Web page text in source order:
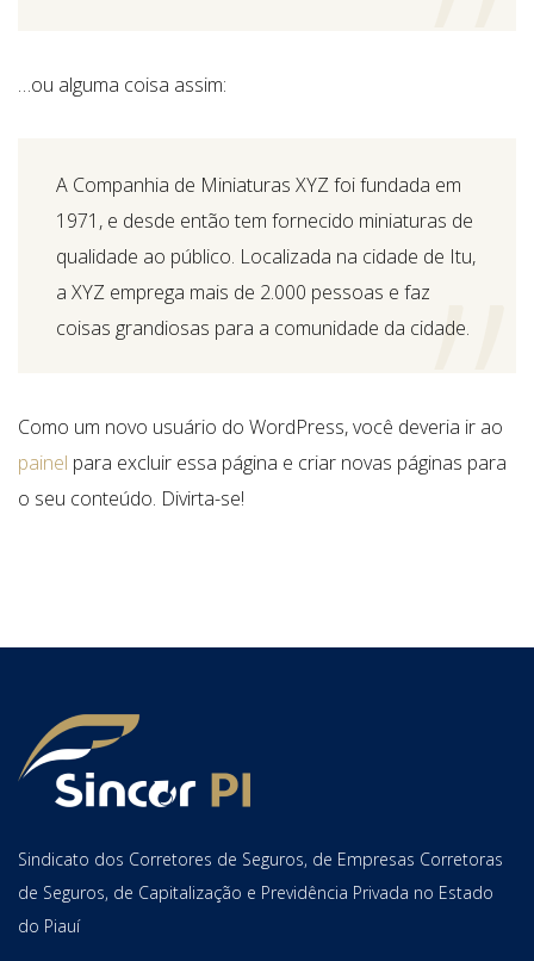
…ou alguma coisa assim:
A Companhia de Miniaturas XYZ foi fundada em
1971, e desde então tem fornecido miniaturas de
qualidade ao público. Localizada na cidade de Itu,
a XYZ emprega mais de 2.000 pessoas e faz
coisas grandiosas para a comunidade da cidade.
Como um novo usuário do WordPress, você deveria ir ao
painel para excluir essa página e criar novas páginas para
o seu conteúdo. Divirta-se!
Sindicato dos Corretores de Seguros, de Empresas Corretoras
de Seguros, de Capitalização e Previdência Privada no Estado
do Piauí